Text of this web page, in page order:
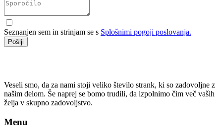
Seznanjen sem in strinjam se s Splošnimi pogoji poslovanja.
Veseli smo, da za nami stoji veliko število strank, ki so zadovoljne z
našim delom. Še naprej se bomo trudili, da izpolnimo čim več vaših
želja v skupno zadovoljstvo.
Menu